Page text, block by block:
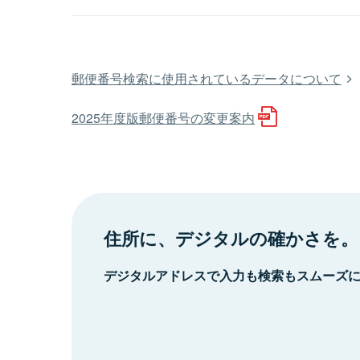
郵便番号検索に使用されているデータについて
2025年度版郵便番号の変更案内
住所に、デジタルの確かさを。
デジタルアドレスで入力も検索もスムーズ